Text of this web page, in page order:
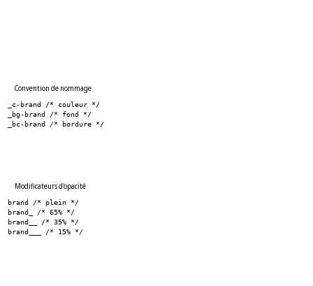
Convention de nommage
_c-brand /* couleur */
_bg-brand /* fond */
_bc-brand /* bordure */
Modificateurs d'opacité
brand /* plein */
brand_ /* 65% */
brand__ /* 35% */
brand___ /* 15% */